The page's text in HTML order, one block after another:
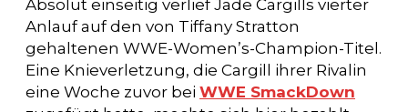
Absolut einseitig verlief Jade Cargills vierter
Anlauf auf den von Tiffany Stratton
gehaltenen WWE-Women’s-Champion-Titel.
Eine Knieverletzung, die Cargill ihrer Rivalin
eine Woche zuvor bei WWE SmackDown